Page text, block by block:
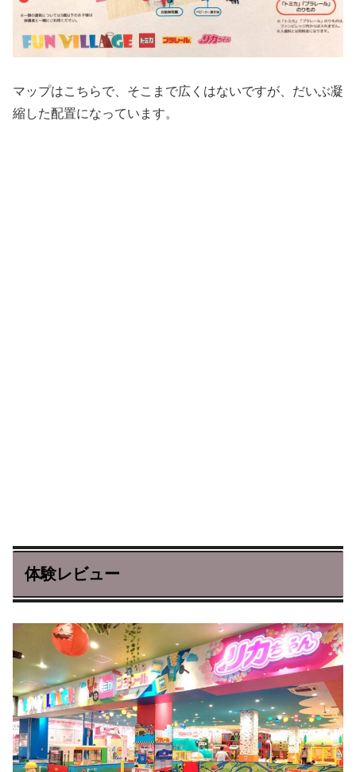
マップはこちらで、そこまで広くはないですが、だいぶ凝
縮した配置になっています。
体験レビュー